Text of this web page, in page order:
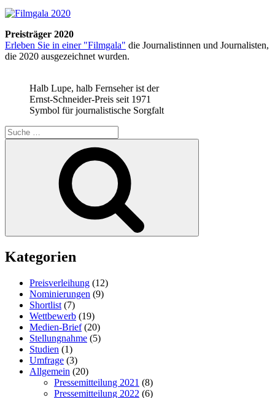
Preisträger 2020
Erleben Sie in einer "Filmgala" die Journalistinnen und Journalisten,
die 2020 ausgezeichnet wurden.
Halb Lupe, halb Fernseher ist der
Ernst-Schneider-Preis seit 1971
Symbol für journalistische Sorgfalt
Suche
nach:
Kategorien
Preisverleihung (12)
Nominierungen (9)
Shortlist (7)
Wettbewerb (19)
Medien-Brief(20)
Stellungnahme (5)
Studien (1)
Umfrage (3)
Allgemein (20)
Pressemitteilung 2021 (8)
Pressemitteilung 2022 (6)